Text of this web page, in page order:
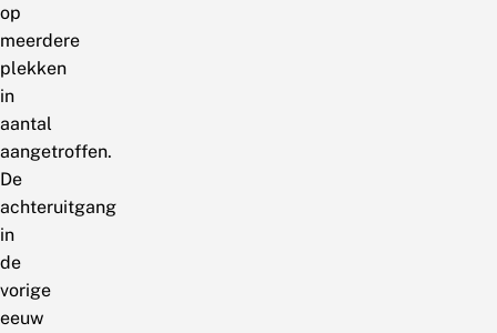
op
meerdere
plekken
in
aantal
aangetroffen.
De
achteruitgang
in
de
vorige
eeuw